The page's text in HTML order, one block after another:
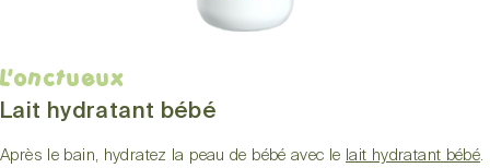
L'onctueux
Lait hydratant bébé
Après le bain, hydratez la peau de bébé avec le lait hydratant bébé